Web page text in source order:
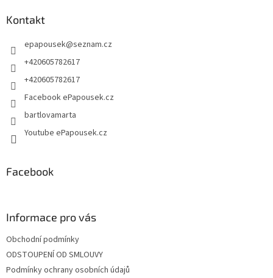
Kontakt
epapousek@seznam.cz
+420605782617
+420605782617
Facebook ePapousek.cz
bartlovamarta
Youtube ePapousek.cz
Facebook
Informace pro vás
Obchodní podmínky
ODSTOUPENÍ OD SMLOUVY
Podmínky ochrany osobních údajů